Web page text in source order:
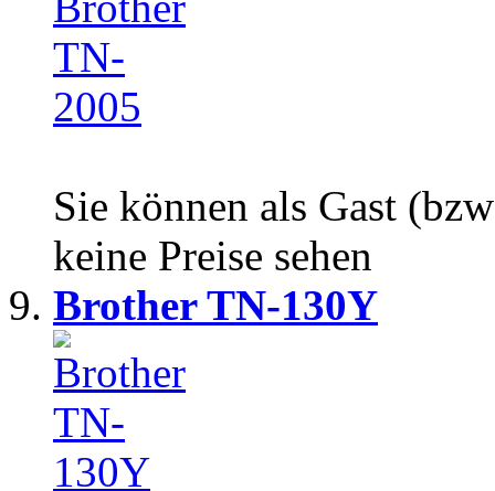
Sie können als Gast
keine Preise sehen
Brother TN-130Y